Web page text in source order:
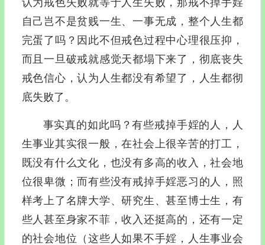
自己岂不是贫贱一生、一事无成，整个人生都
完蛋了吗？因此不但戒色过程中心理很压抑，
而且一旦破戒就感觉天都塌下来了，彻底丧失
戒色信心，认为人生都没有希望了，人生都彻
底失败了。
事实真的如此吗？有些戒掉手婬的人，人
生事业其实很一般，在社会上很辛苦的打工，
既没有什么文化，也没有多高的收入，社会地
位很卑微；而有些没有戒掉手婬恶习的人，照
样考上了名牌大学、研究生、甚至博士生，有
些人甚至身家不菲，收入还挺高的，还有一定
的社会地位（这些人如果不手婬，人生事业会